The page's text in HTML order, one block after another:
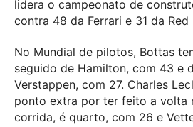
lidera o campeonato de
contra 48 da Ferrari e 31 da Red
No Mundial de pilotos, Bottas
seguido de Hamilton, com 43 e
Verstappen, com 27. Charles
ponto extra por ter feito a volta
corrida, é quarto, com 26 e